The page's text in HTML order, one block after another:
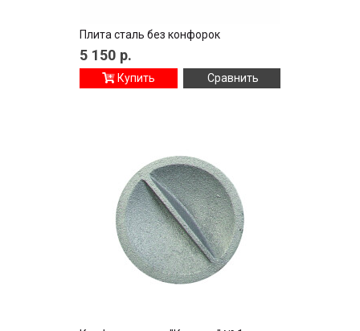
Плита сталь без конфорок
5 150 р.
Купить Сравнить